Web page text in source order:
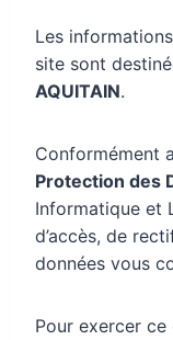
Les
site sont
AQUITAIN.
Conformément
Protection des
Informatique et
d’accès, de
données vous
Pour exercer